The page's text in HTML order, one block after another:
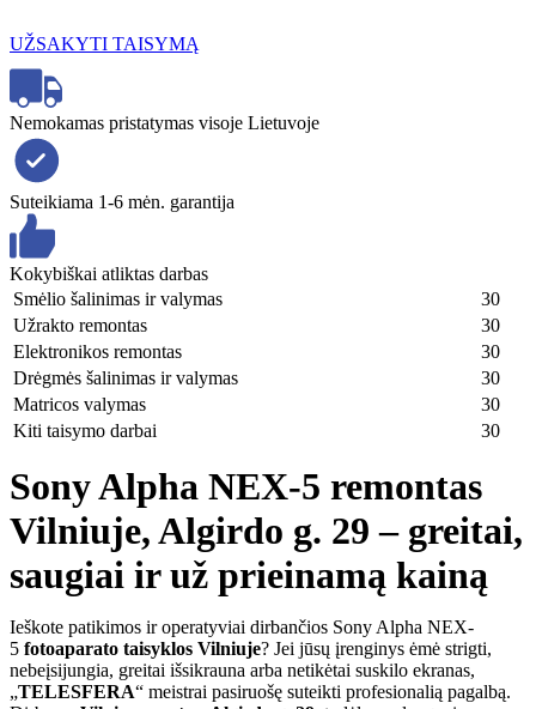
UŽSAKYTI TAISYMĄ
Nemokamas pristatymas visoje Lietuvoje
Suteikiama 1-6 mėn. garantija
Kokybiškai atliktas darbas
Smėlio šalinimas ir valymas
30
Užrakto remontas
30
Elektronikos remontas
30
Drėgmės šalinimas ir valymas
30
Matricos valymas
30
Kiti taisymo darbai
30
Sony Alpha NEX-5 remontas
Vilniuje, Algirdo g. 29 – greitai,
saugiai ir už prieinamą kainą
Ieškote patikimos ir operatyviai dirbančios Sony Alpha NEX-
5 fotoaparato taisyklos Vilniuje? Jei jūsų įrenginys ėmė strigti,
nebeįsijungia, greitai išsikrauna arba netikėtai suskilo ekranas,
„TELESFERA“ meistrai pasiruošę suteikti profesionalią pagalbą.